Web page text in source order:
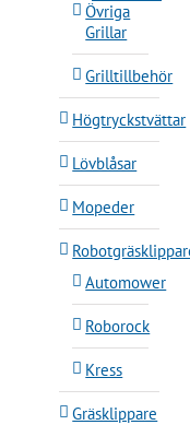
Övriga
Grillar
Grilltillbehör
Högtryckstvättar
Lövblåsar
Mopeder
Automower
Roborock
Kress
Gräsklippare